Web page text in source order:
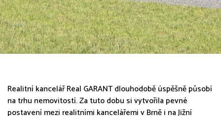
Realitní kancelář Real GARANT dlouhodobě úspěšně působí
na trhu nemovitostí. Za tuto dobu si vytvořila pevné
postavení mezi realitními kancelářemi v Brně i na Jižní